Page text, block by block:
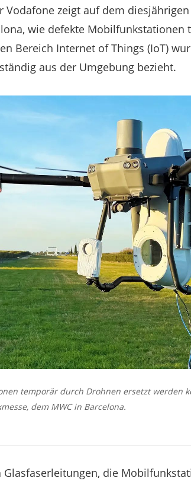
zeigt auf dem
wie defekte
Bereich Internet of Things (IoT)
aus der Umgebung bezieht.
temporär durch Drohnen ersetzt werden
dem MWC in Barcelona.
die